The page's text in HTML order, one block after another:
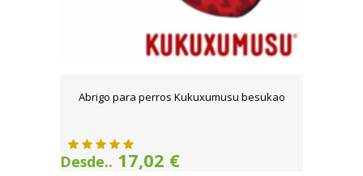
Abrigo para perros Kukuxumusu besukao
Desde.. 17,02 €